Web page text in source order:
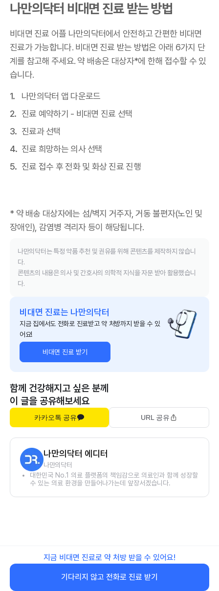
나만의닥터 비대면 진료 받는 방법
비대면 진료 어플 나만의닥터에서 안전하고 간편한 비대면
진료가 가능합니다. 비대면 진료 받는 방법은 아래 6가지 단
계를 참고해 주세요. 약 배송은 대상자*에 한해 접수할 수 있
습니다.
나만의닥터 앱 다운로드
진료 예약하기 - 비대면 진료 선택
진료과 선택
진료 희망하는 의사 선택
진료 접수 후 전화 및 화상 진료 진행
* 약 배송 대상자에는 섬/벽지 거주자, 거동 불편자(노인 및
장애인), 감염병 격리자 등이 해당됩니다.
나만의닥터는 특정 약품 추천 및 권유를 위해 콘텐츠를 제작하지 않습니
다.
콘텐츠의 내용은 의사 및 간호사의 의학적 지식을 자문 받아 활용했습니
다.
비대면 진료는 나만의닥터
지금 집에서도 전화로 진료받고 약 처방까지 받을 수 있
어요!
비대면 진료 받기
함께 건강해지고 싶은 분께
이 글을 공유해보세요
카카오톡 공유 URL 공유
나만의닥터 에디터
나만의닥터
대한민국 No.1 의료 플랫폼의 책임감으로 의료인과 함께 성장할
수 있는 의료 환경을 만들어나가는데 앞장서겠습니다.
지금 비대면 진료로 약 처방 받을 수 있어요!
기다리지 않고 전화로 진료 받기